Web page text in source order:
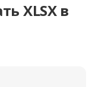
XLSX в